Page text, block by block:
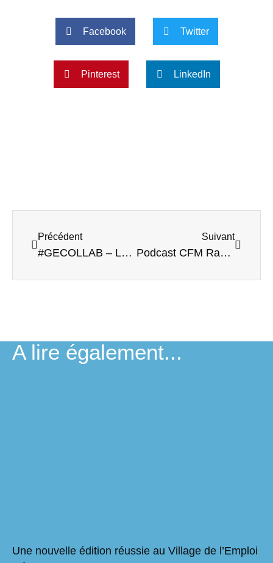
Facebook Twitter
Pinterest LinkedIn
Précédent
#GECOLLAB – La conf’ de Presse
Suivant
Podcast CFM Radio – Conférence de presse Marmande
A lire également...
Une nouvelle édition réussie au Village de l’Emploi